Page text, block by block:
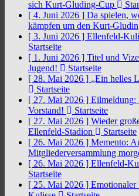
sich Kurt-Gluding-Cup
[ 4. Juni 2026 ] Da spielen,
kämpfen um den Kurt-
[ 3. Juni 2026 ] Ellenfeld-
Startseite
[ 1. Juni 2026 ] Titel und
Jugend!
Startseite
[ 28. Mai 2026 ] „Ein helles
Startseite
[ 27. Mai 2026 ] Eilmeldung:
Vorstand!
Startseite
[ 27. Mai 2026 ] Wieder
Ellenfeld-Stadion
Startseite
[ 26. Mai 2026 ] Memento:
Mitgliederversammlung
[ 26. Mai 2026 ] Ellenfeld-
Startseite
[ 25. Mai 2026 ] Emotionaler